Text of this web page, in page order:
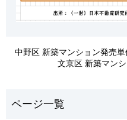
中野区 新築マンション発売単
文京区 新築マン